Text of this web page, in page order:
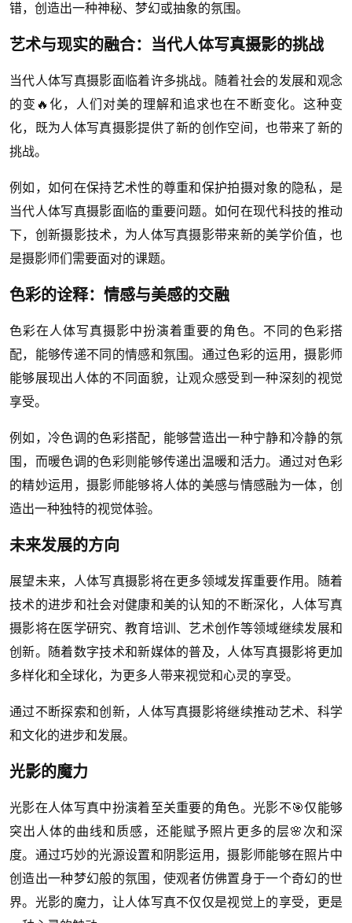
错，创造出一种神秘、梦幻或抽象的氛围。
艺术与现实的融合：当代人体写真摄影的挑战
当代人体写真摄影面临着许多挑战。随着社会的发展和观念
的变🔥化，人们对美的理解和追求也在不断变化。这种变
化，既为人体写真摄影提供了新的创作空间，也带来了新的
挑战。
例如，如何在保持艺术性的尊重和保护拍摄对象的隐私，是
当代人体写真摄影面临的重要问题。如何在现代科技的推动
下，创新摄影技术，为人体写真摄影带来新的美学价值，也
是摄影师们需要面对的课题。
色彩的诠释：情感与美感的交融
色彩在人体写真摄影中扮演着重要的角色。不同的色彩搭
配，能够传递不同的情感和氛围。通过色彩的运用，摄影师
能够展现出人体的不同面貌，让观众感受到一种深刻的视觉
享受。
例如，冷色调的色彩搭配，能够营造出一种宁静和冷静的氛
围，而暖色调的色彩则能够传递出温暖和活力。通过对色彩
的精妙运用，摄影师能够将人体的美感与情感融为一体，创
造出一种独特的视觉体验。
未来发展的方向
展望未来，人体写真摄影将在更多领域发挥重要作用。随着
技术的进步和社会对健康和美的认知的不断深化，人体写真
摄影将在医学研究、教育培训、艺术创作等领域继续发展和
创新。随着数字技术和新媒体的普及，人体写真摄影将更加
多样化和全球化，为更多人带来视觉和心灵的享受。
通过不断探索和创新，人体写真摄影将继续推动艺术、科学
和文化的进步和发展。
光影的魔力
光影在人体写真中扮演着至关重要的角色。光影不🎯仅能够
突出人体的曲线和质感，还能赋予照片更多的层🌸次和深
度。通过巧妙的光源设置和阴影运用，摄影师能够在照片中
创造出一种梦幻般的氛围，使观者仿佛置身于一个奇幻的世
界。光影的魔力，让人体写真不仅仅是视觉上的享受，更是